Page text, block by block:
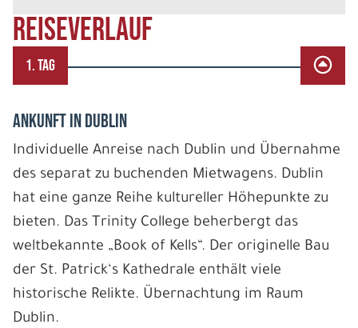
REISEVERLAUF
1. TAG
ANKUNFT IN DUBLIN
Individuelle Anreise nach Dublin und Übernahme
des separat zu buchenden Mietwagens. Dublin
hat eine ganze Reihe kultureller Höhepunkte zu
bieten. Das Trinity College beherbergt das
weltbekannte „Book of Kells“. Der originelle Bau
der St. Patrick‘s Kathedrale enthält viele
historische Relikte. Übernachtung im Raum
Dublin.